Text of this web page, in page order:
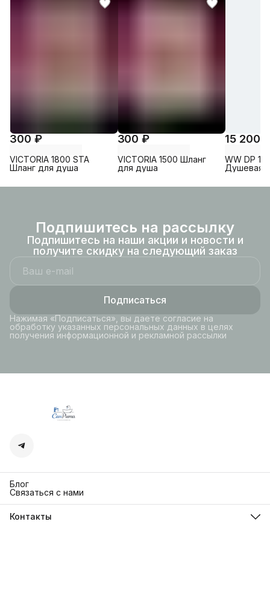
300 ₽
VICTORIA 1800 STA
Шланг для душа
300 ₽
VICTORIA 1500 Шланг
для душа
15 200
WW DP
Душевая
Подпишитесь на рассылку
Подпишитесь на наши акции и новости и
получите скидку на следующий заказ
Подписаться
Нажимая «Подписаться», вы даете согласие на
обработку указанных персональных данных в целях
получения информационной и рекламной рассылки
Блог
Связаться с нами
Контакты